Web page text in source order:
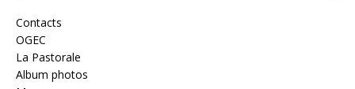
Contacts
OGEC
La Pastorale
Album photos